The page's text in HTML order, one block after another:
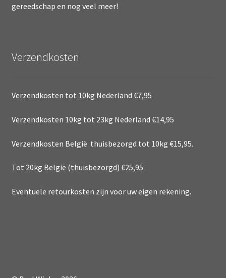
gereedschap en nog veel meer!
Verzendkosten
Verzendkosten tot 10kg Nederland €7,95
Verzendkosten 10kg tot 23kg Nederland €14,95
Verzendkosten België thuisbezorgd tot 10kg €15,95.
Tot 20kg België (thuisbezorgd) €25,95
Eventuele retourkosten zijn voor uw eigen rekening.